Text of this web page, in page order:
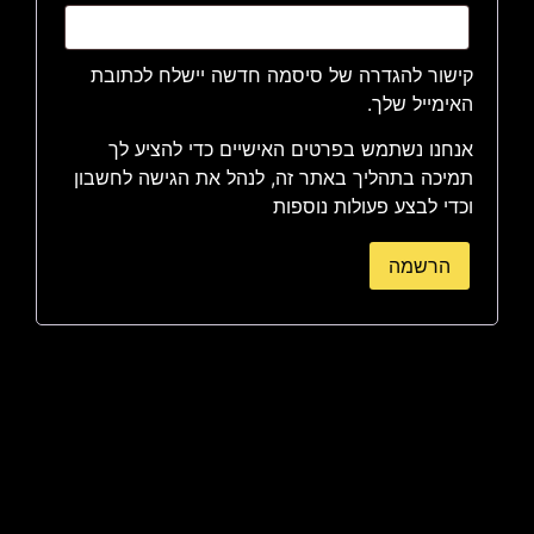
קישור להגדרה של סיסמה חדשה יישלח לכתובת
האימייל שלך.
אנחנו נשתמש בפרטים האישיים כדי להציע לך
תמיכה בתהליך באתר זה, לנהל את הגישה לחשבון
וכדי לבצע פעולות נוספות
הרשמה